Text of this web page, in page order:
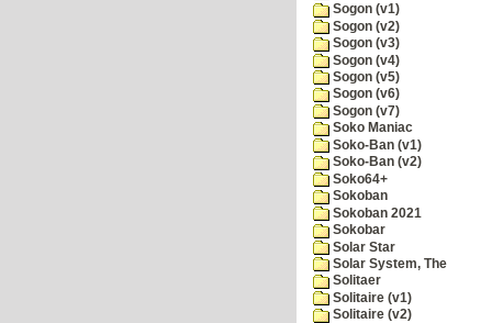
Sogon (v1)
Sogon (v2)
Sogon (v3)
Sogon (v4)
Sogon (v5)
Sogon (v6)
Sogon (v7)
Soko Maniac
Soko-Ban (v1)
Soko-Ban (v2)
Soko64+
Sokoban
Sokoban 2021
Sokobar
Solar Star
Solar System, The
Solitaer
Solitaire (v1)
Solitaire (v2)